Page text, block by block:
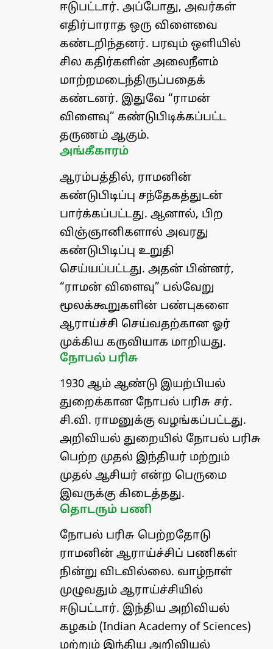
ஈடுபட்டார். அப்போது, அவர்கள்
எதிர்பாராத ஒரு விளைவை
கண்டறிந்தனர். பரவும் ஒளியில்
சில கதிர்களின் அலைநீளம்
மாற்றமடைந்திருப்பதைக்
கண்டனர். இதுவே “ராமன்
விளைவு” கண்டுபிடிக்கப்பட்ட
தருணம் ஆகும்.
அங்கீகாரம்
ஆரம்பத்தில், ராமனின்
கண்டுபிடிப்பு சந்தேகத்துடன்
பார்க்கப்பட்டது. ஆனால், பிற
விஞ்ஞானிகளால் அவரது
கண்டுபிடிப்பு உறுதி
செய்யப்பட்டது. அதன் பின்னர்,
“ராமன் விளைவு” பல்வேறு
மூலக்கூறுகளின் பண்புகளை
ஆராய்ச்சி செய்வதற்கான ஓர்
முக்கிய கருவியாக மாறியது.
நோபல் பரிசு
1930 ஆம் ஆண்டு இயற்பியல்
துறைக்கான நோபல் பரிசு சர்.
சி.வி. ராமனுக்கு வழங்கப்பட்டது.
அறிவியல் துறையில் நோபல் பரிசு
பெற்ற முதல் இந்தியர் மற்றும்
முதல் ஆசியர் என்ற பெருமை
இவருக்கு கிடைத்தது.
தொடரும் பணி
நோபல் பரிசு பெற்றதோடு
ராமனின் ஆராய்ச்சிப் பணிகள்
நின்று விடவில்லை. வாழ்நாள்
முழுவதும் ஆராய்ச்சியில்
ஈடுபட்டார். இந்திய அறிவியல்
கழகம் (Indian Academy of Sciences)
மற்றும் இந்திய அறிவியல்